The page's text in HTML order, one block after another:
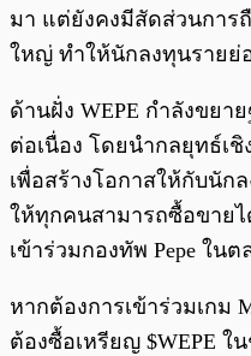
มา แต่ยังคงมีสัดส่วนการ
ใหญ่ ทำให้นักลงทุนรายย่
ด้านฝั่ง WEPE กำลังขยา
ต่อเนื่อง โดยนำกลยุทธ์เ
เพื่อสร้างโอกาสให้กับนัก
ให้ทุกคนสามารถซื้อขายไ
เข้าร่วมกองทัพ Pepe ใน
หากต้องการเข้าร่วมเกม
ต้องซื้อเหรียญ $WEPE ใ